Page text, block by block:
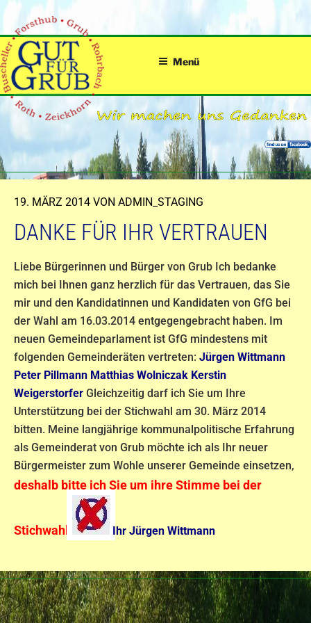
Zum
Inhalt
springen
Menü
VERÖFFENTLICHT
19. MÄRZ 2014 VON ADMIN_STAGING
DANKE FÜR IHR VERTRAUEN
Liebe Bürgerinnen und Bürger von Grub Ich bedanke
mich bei Ihnen ganz herzlich für das Vertrauen, das Sie
mir und den Kandidatinnen und Kandidaten von GfG bei
der Wahl am 16.03.2014 entgegengebracht haben. Im
neuen Gemeindeparlament ist GfG mindestens mit
folgenden Gemeinderäten vertreten: Jürgen Wittmann
Peter Pillmann Matthias Wolniczak Kerstin
Weigerstorfer Gleichzeitig darf ich Sie um Ihre
Unterstützung bei der Stichwahl am 30. März 2014
bitten. Meine langjährige kommunalpolitische Erfahrung
als Gemeinderat von Grub möchte ich als Ihr neuer
Bürgermeister zum Wohle unserer Gemeinde einsetzen,
deshalb bitte ich Sie um ihre Stimme bei der
Stichwahl! Ihr Jürgen Wittmann